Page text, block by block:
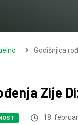
Godišnjica
Zije
18.